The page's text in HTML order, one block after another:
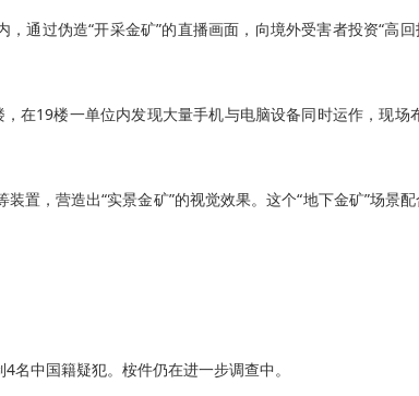
通过伪造“开采金矿”的直播画面，向境外受害者投资“高
在19楼一单位内发现大量手机与电脑设备同时运作，现场
置，营造出“实景金矿”的视觉效果。这个“地下金矿”场景
中国籍疑犯。桉件仍在进一步调查中。